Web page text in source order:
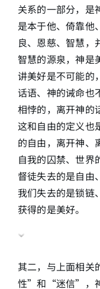
关系的一部分，是
是本于他、倚靠他
良、恩慈、智慧，
智慧的源泉，神是
讲美好是不可能的
话语、神的诫命也
相悖的，离开神的
这和自由的定义也
的自由，离开神、
自我的囚禁、世界
督徒失去的是自由
我们失去的是锁链
获得的是美好。
其二，与上面相
性”和“迷信”，